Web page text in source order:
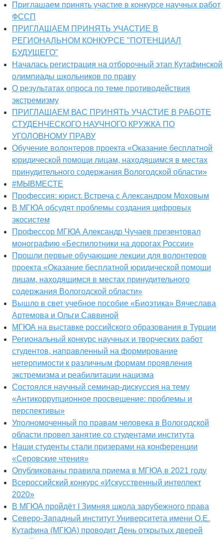
Приглашаем принять участие в конкурсе научных работ
ФССП
ПРИГЛАШАЕМ ПРИНЯТЬ УЧАСТИЕ В
РЕГИОНАЛЬНОМ КОНКУРСЕ "ПОТЕНЦИАЛ
БУДУЩЕГО"
Началась регистрация на отборочный этап Кутафинской
олимпиады школьников по праву
О результатах опроса по теме противодействия
экстремизму
ПРИГЛАШАЕМ ВАС ПРИНЯТЬ УЧАСТИЕ В РАБОТЕ
СТУДЕНЧЕСКОГО НАУЧНОГО КРУЖКА ПО
УГОЛОВНОМУ ПРАВУ
Обучение волонтеров проекта «Оказание бесплатной
юридической помощи лицам, находящимся в местах
принудительного содержания Вологодской области»
#МЫВМЕСТЕ
Профессия: юрист. Встреча с Александром Моховым
В МГЮА обсудят проблемы создания цифровых
экосистем
Профессор МГЮА Александр Чучаев презентовал
монографию «Беспилотники на дорогах России»
Прошли первые обучающие лекции для волонтеров
проекта «Оказание бесплатной юридической помощи
лицам, находящимся в местах принудительного
содержания Вологодской области»
Вышло в свет учебное пособие «Биоэтика» Вячеслава
Артемова и Ольги Саввиной
МГЮА на выставке российского образования в Турции
Региональный конкурс научных и творческих работ
студентов, направленный на формирование
нетерпимости к различным формам проявления
экстремизма и реабилитации нацизма
Состоялся научный семинар-дискуссия на тему
«Антикоррупционное просвещение: проблемы и
перспективы»
Уполномоченный по правам человека в Вологодской
области провел занятие со студентами института
Наши студенты стали призерами на конференции
«Серовские чтения»
Опубликованы правила приема в МГЮА в 2021 году
Всероссийский конкурс «Искусственный интеллект
2020»
В МГЮА пройдёт I Зимняя школа зарубежного права
Северо-Западный институт Университета имени О.Е.
Кутафина (МГЮА) проводит День открытых дверей